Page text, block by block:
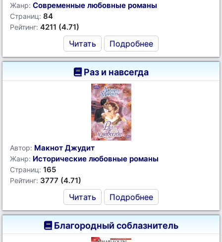
Жанр: Современные любовные романы
Страниц: 84
Рейтинг: 4211 (4.71)
Читать Подробнее
Раз и навсегда
Автор: Макнот Джудит
Жанр: Исторические любовные романы
Страниц: 165
Рейтинг: 3777 (4.71)
Читать Подробнее
Благородный соблазнитель